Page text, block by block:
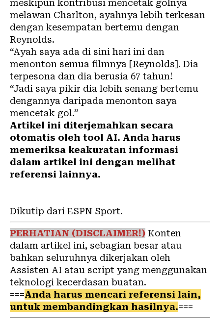
meskipun kontribusi mencetak golnya
melawan Charlton, ayahnya lebih terkesan
dengan kesempatan bertemu dengan
Reynolds.
“Ayah saya ada di sini hari ini dan
menonton semua filmnya [Reynolds]. Dia
terpesona dan dia berusia 67 tahun!
“Jadi saya pikir dia lebih senang bertemu
dengannya daripada menonton saya
mencetak gol.”
Artikel ini diterjemahkan secara
otomatis oleh tool AI. Anda harus
memeriksa keakuratan informasi
dalam artikel ini dengan melihat
referensi lainnya.
Dikutip dari ESPN Sport.
PERHATIAN (DISCLAIMER!) Konten
dalam artikel ini, sebagian besar atau
bahkan seluruhnya dikerjakan oleh
Assisten AI atau script yang menggunakan
teknologi kecerdasan buatan.
===Anda harus mencari referensi lain,
untuk membandingkan hasilnya.===